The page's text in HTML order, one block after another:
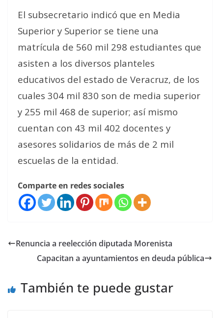
El subsecretario indicó que en Media
Superior y Superior se tiene una
matrícula de 560 mil 298 estudiantes que
asisten a los diversos planteles
educativos del estado de Veracruz, de los
cuales 304 mil 830 son de media superior
y 255 mil 468 de superior; así mismo
cuentan con 43 mil 402 docentes y
asesores solidarios de más de 2 mil
escuelas de la entidad.
Comparte en redes sociales
Renuncia a reelección diputada Morenista
Capacitan a ayuntamientos en deuda pública
También te puede gustar